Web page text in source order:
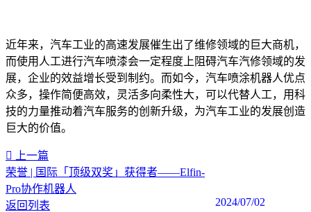
近年来，汽车工业的高速发展催生出了维修领域的巨大商机，
而使用人工进行汽车喷漆会一定程度上阻碍汽车汽修领域的发
展，企业的效益增长受到制约。而如今，汽车喷涂机器人优点
众多，操作简便高效，灵活多向柔性大，可以代替人工，用科
技的力量推动着汽车服务的创新升级，为汽车工业的发展创造
巨大的价值。
上一篇
荣誉 | 国际「顶级双奖」获得者——Elfin-
Pro协作机器人
2024/07/02
返回列表